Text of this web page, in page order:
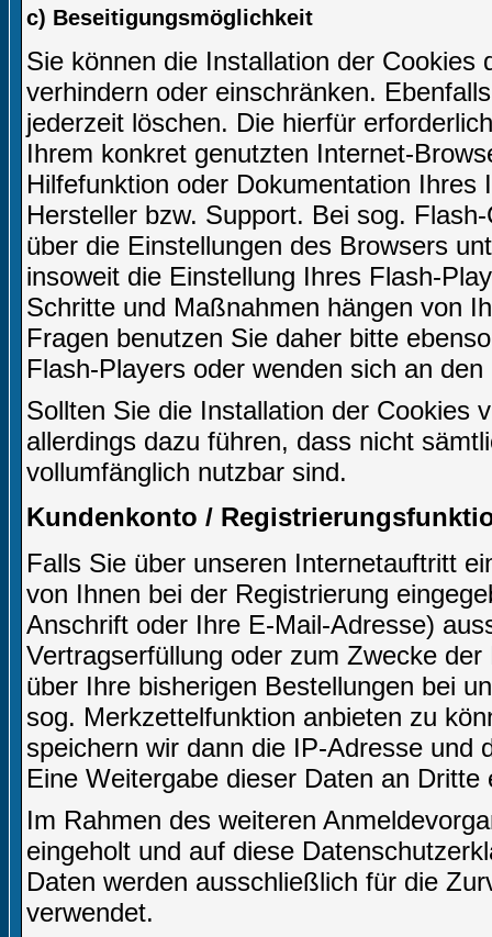
c) Beseitigungsmöglichkeit
Sie können die Installation der
verhindern oder einschränken.
jederzeit löschen. Die hierfür
Ihrem konkret genutzten Internet-
Hilfefunktion oder Dokumentation
Hersteller bzw. Support. Bei sog.
über die Einstellungen des Browsers
insoweit die Einstellung Ihres Flash-
Schritte und Maßnahmen hängen von
Fragen benutzen Sie daher bitte
Flash-Players oder wenden sich an
Sollten Sie die Installation der Cookies
allerdings dazu führen, dass nicht
vollumfänglich nutzbar sind.
Kundenkonto /
Falls Sie über unseren Internetauftritt
von Ihnen bei der Registrierung
Anschrift oder Ihre E-Mail-Adresse)
Vertragserfüllung oder zum Zwecke
über Ihre bisherigen Bestellungen bei
sog. Merkzettelfunktion anbieten zu
speichern wir dann die IP-Adresse und
Eine Weitergabe dieser Daten an
Im Rahmen des weiteren
eingeholt und auf diese
Daten werden ausschließlich für die
verwendet.